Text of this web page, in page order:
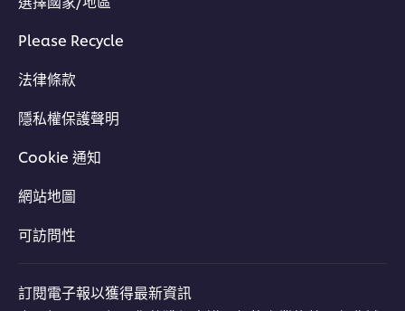
Please Recycle
法律條款
隱私權保護聲明
Cookie 通知
網站地圖
可訪問性
訂閱電子報以獲得最新資訊